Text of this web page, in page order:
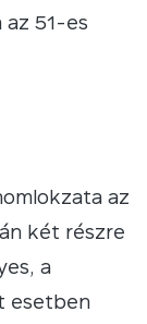
az 51-es
az
két részre
a
esetben